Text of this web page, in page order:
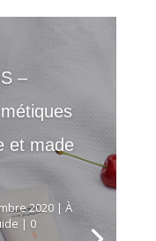
–
et made
2020 |À
| 0